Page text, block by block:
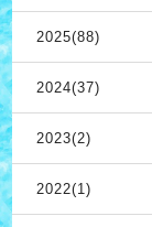
2025(88)
2024(37)
2023(2)
2022(1)